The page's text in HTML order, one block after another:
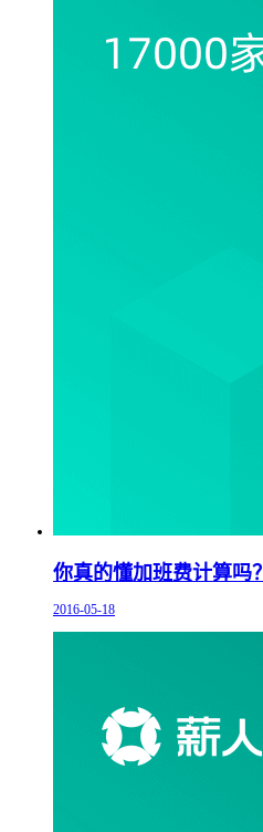
你真的懂加班费计算吗？
2016-05-18